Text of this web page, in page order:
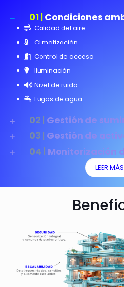
01 | Condiciones
Calidad del aire
Climatización
Control de acceso
Iluminación
Nivel de ruido
Fugas de agua
02 | Gestión de
03 | Gestión de
04 | Monitorización
LEER MÁS